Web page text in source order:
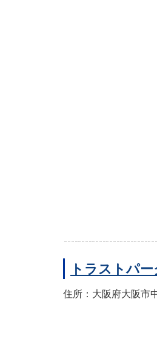
トラストパ
住所：大阪府大阪市